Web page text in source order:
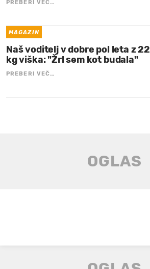
PREBERI VEČ…
MAGAZIN
Naš voditelj v dobre pol leta z 22
kg viška: "Žrl sem kot budala"
PREBERI VEČ…